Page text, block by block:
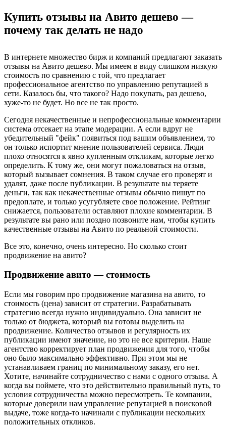
Купить отзывы на Авито дешево —
почему так делать не надо
В интернете множество бирж и компаний предлагают заказать
отзывы на Авито дешево. Мы имеем в виду слишком низкую
стоимость по сравнению с той, что предлагает
профессиональное агентство по управлению репутацией в
сети. Казалось бы, что такого? Надо покупать, раз дешево,
хуже-то не будет. Но все не так просто.
Сегодня некачественные и непрофессиональные комментарии
система отсекает на этапе модерации. А если вдруг не
убедительный "фейк" появиться под вашим объявлением, то
он только испортит мнение пользователей сервиса. Люди
плохо относятся к явно купленным откликам, которые легко
определить. К тому же, они могут пожаловаться на отзыв,
который вызывает сомнения. В таком случае его проверят и
удалят, даже после публикации. В результате вы теряете
деньги, так как некачественные отзывы обычно пишут по
предоплате, и только усугубляете свое положение. Рейтинг
снижается, пользователи оставляют плохие комментарии. В
результате вы рано или поздно позвоните нам, чтобы купить
качественные отзывы на Авито по реальной стоимости.
Все это, конечно, очень интересно. Но сколько стоит
продвижение на авито?
Продвижение авито — стоимость
Если мы говорим про продвижение магазина на авито, то
стоимость (цена) зависит от стратегии. Разрабатывать
стратегию всегда нужно индивидуально. Она зависит не
только от бюджета, который вы готовы выделить на
продвижение. Количество отзывов и регулярность их
публикации имеют значение, но это не все критерии. Наше
агентство корректирует план продвижения для того, чтобы
оно было максимально эффективно. При этом мы не
устанавливаем границ по минимальному заказу, его нет.
Хотите, начинайте сотрудничество с нами с одного отзыва. А
когда вы поймете, что это действительно правильный путь, то
условия сотрудничества можно пересмотреть. Те компании,
которые доверили нам управление репутацией в поисковой
выдаче, тоже когда-то начинали с публикации нескольких
положительных откликов.